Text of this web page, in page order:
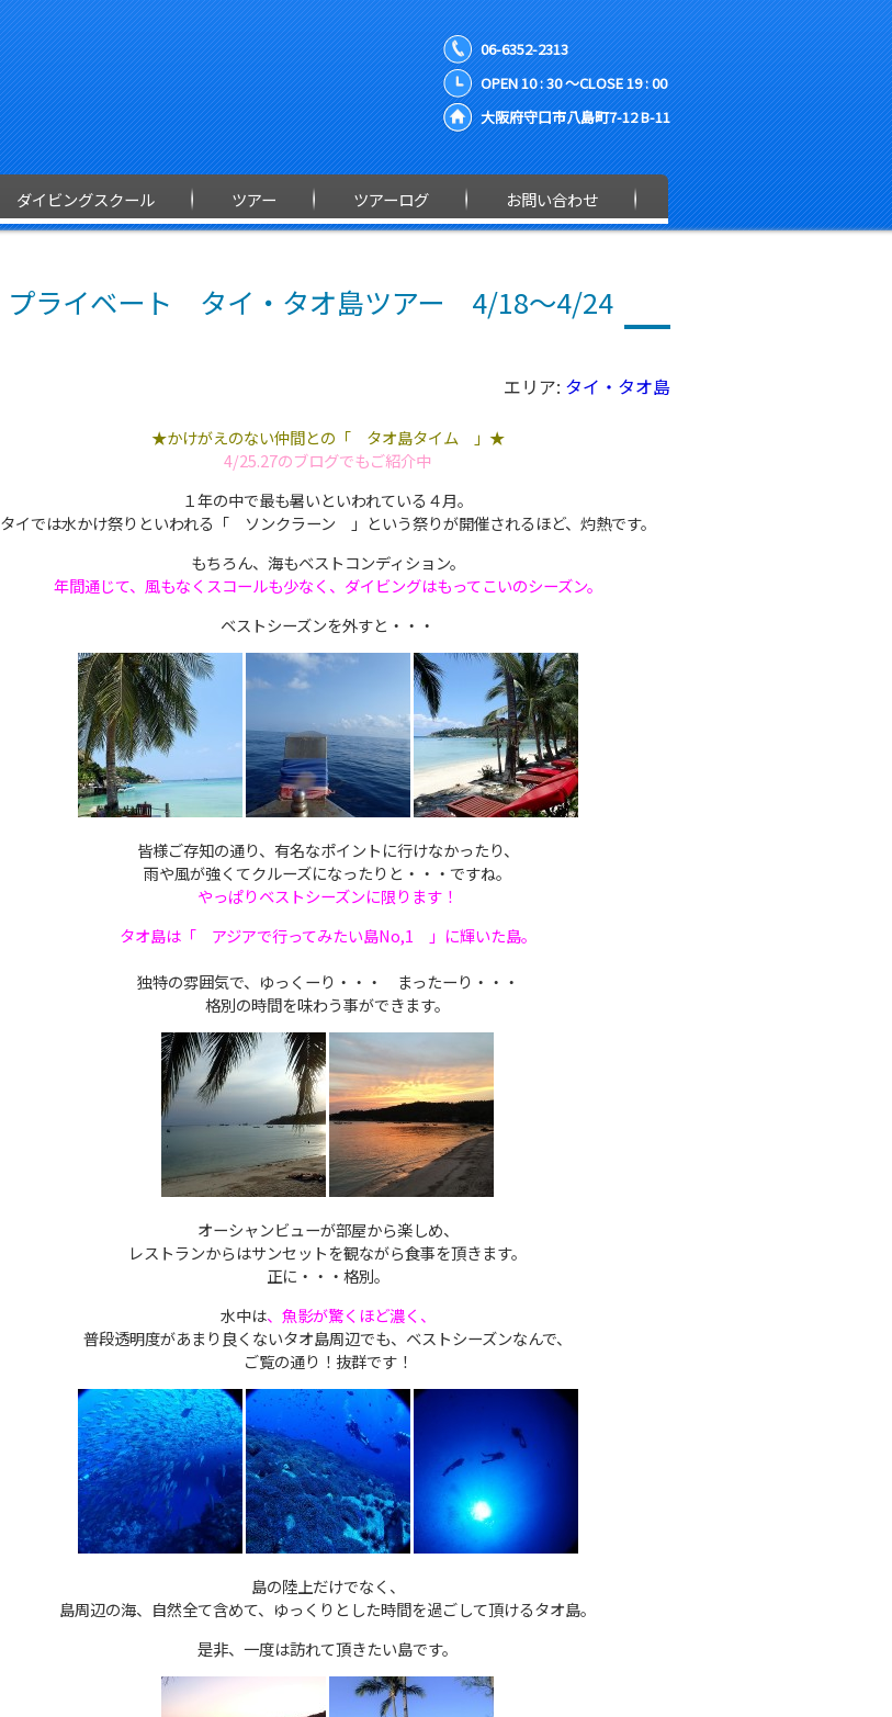
06-6352-2313
OPEN 10 : 30 ～CLOSE 19 : 00
大阪府守口市八島町7-12 B-11
ダイビングスクール ツアー ツアーログ お問い合わせ
プライベート タイ・タオ島ツアー 4/18～4/24
エリア: タイ・タオ島
★かけがえのない仲間との「 タオ島タイム 」★
4/25.27のブログでもご紹介中
１年の中で最も暑いといわれている４月。
タイでは水かけ祭りといわれる「 ソンクラーン 」という祭りが開催されるほど、灼熱です。
もちろん、海もベストコンディション。
年間通じて、風もなくスコールも少なく、ダイビングはもってこいのシーズン。
ベストシーズンを外すと・・・
皆様ご存知の通り、有名なポイントに行けなかったり、
雨や風が強くてクルーズになったりと・・・ですね。
やっぱりベストシーズンに限ります！
タオ島は「 アジアで行ってみたい島No,1 」に輝いた島。
独特の雰囲気で、ゆっくーり・・・ まったーり・・・
格別の時間を味わう事ができます。
オーシャンビューが部屋から楽しめ、
レストランからはサンセットを観ながら食事を頂きます。
正に・・・格別。
水中は、魚影が驚くほど濃く、
普段透明度があまり良くないタオ島周辺でも、ベストシーズンなんで、
ご覧の通り！抜群です！
島の陸上だけでなく、
島周辺の海、自然全て含めて、ゆっくりとした時間を過ごして頂けるタオ島。
是非、一度は訪れて頂きたい島です。